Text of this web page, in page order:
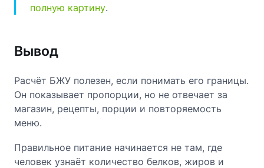
полную картину.
Вывод
Расчёт БЖУ полезен, если понимать его границы.
Он показывает пропорции, но не отвечает за
магазин, рецепты, порции и повторяемость
меню.
Правильное питание начинается не там, где
человек узнаёт количество белков, жиров и